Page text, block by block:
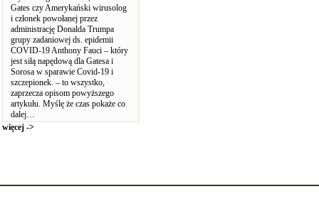
Gates czy Amerykański wirusolog
i członek powołanej przez
administrację Donalda Trumpa
grupy zadaniowej ds. epidemii
COVID-19 Anthony Fauci – który
jest siłą napędową dla Gatesa i
Sorosa w sparawie Covid-19 i
szczepionek. – to wszystko,
zaprzecza opisom powyższego
artykułu. Myślę że czas pokaże co
dalej…
więcej ->